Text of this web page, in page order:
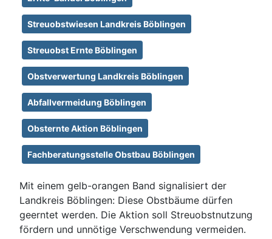
Streuobstwiesen Landkreis Böblingen
Streuobst Ernte Böblingen
Obstverwertung Landkreis Böblingen
Abfallvermeidung Böblingen
Obsternte Aktion Böblingen
Fachberatungsstelle Obstbau Böblingen
Mit einem gelb-orangen Band signalisiert der
Landkreis Böblingen: Diese Obstbäume dürfen
geerntet werden. Die Aktion soll Streuobstnutzung
fördern und unnötige Verschwendung vermeiden.